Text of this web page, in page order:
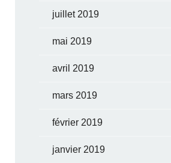
juillet 2019
mai 2019
avril 2019
mars 2019
février 2019
janvier 2019